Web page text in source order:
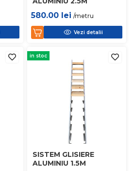
580.00 lei /metru
Vezi detalii
in stoc
SISTEM GLISIERE
ALUMINIU 1.5M